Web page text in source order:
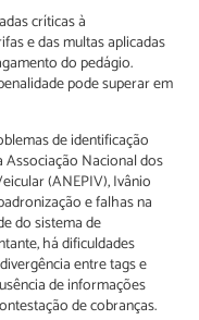
críticas à
e das multas aplicadas
do pedágio.
pode superar em
de identificação
Associação Nacional dos
(ANEPIV), Ivânio
e falhas na
do sistema de
há dificuldades
entre tags e
de informações
de cobranças.